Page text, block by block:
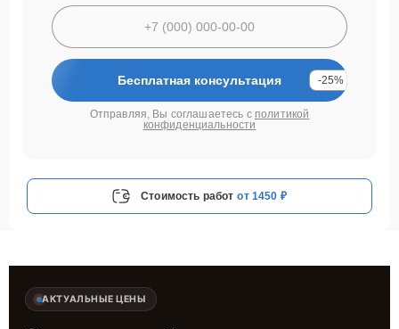
Бесплатная консультация -25%
Отправляя, Вы соглашаетесь с политикой
конфиденциальности
Стоимость работ от 1450 ₽
АКТУАЛЬНЫЕ ЦЕНЫ